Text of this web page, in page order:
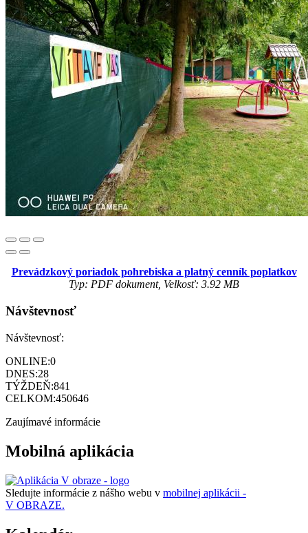
Prevádzkový poriadok pohrebiska a platný cenník poplatkov
Typ: PDF dokument, Velkosť: 3.92 MB
Návštevnosť
Návštevnosť:
ONLINE:0
DNES:28
TÝŽDEŇ:841
CELKOM:450646
Zaujímavé informácie
Mobilná aplikácia
Sledujte informácie z nášho webu v mobilnej aplikácii -
V OBRAZE.